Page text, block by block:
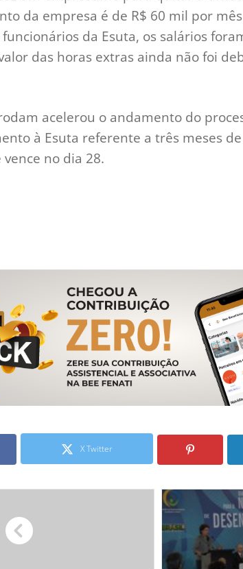
da empresa é de R$ 60 mil por
da Esuta, os salários
das horas extras ainda não foi
acelerou o andamento do
à Esuta referente a três meses
vence no dia 28.
X Twitter